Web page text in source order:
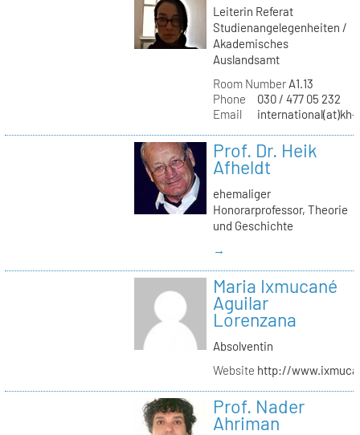
Leiterin Referat
Studienangelegenheiten /
Akademisches
Auslandsamt
Room NumberA1.13
Phone
030 / 477 05 232
Email
international(at)kh-
Prof. Dr. Heik
Afheldt
ehemaliger
Honorarprofessor, Theorie
und Geschichte
→
Maria Ixmucané
Aguilar
Lorenzana
Absolventin
Website http://
Prof. Nader
Ahriman